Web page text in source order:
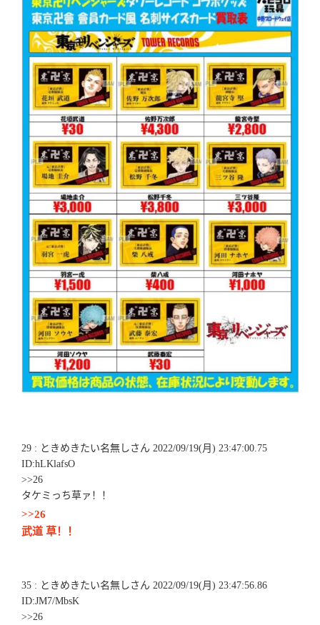
29 : ときめきたい名無しさん 2022/09/19(月) 23:47:00.75
ID:hLKlafsO
>>26
タケミっち草ァ！！
>>26
武道 草！！
35 : ときめきたい名無しさん 2022/09/19(月) 23:47:56.86
ID:JM7/MbsK
>>26